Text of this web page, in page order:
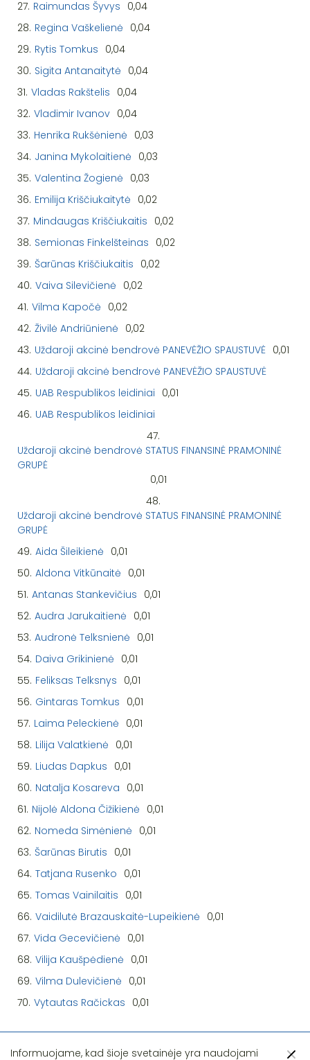
27. Raimundas Šyvys 0,04
28. Regina Vaškelienė 0,04
29. Rytis Tomkus 0,04
30. Sigita Antanaitytė 0,04
31. Vladas Rakštelis 0,04
32. Vladimir Ivanov 0,04
33. Henrika Rukšėnienė 0,03
34. Janina Mykolaitienė 0,03
35. Valentina Žogienė 0,03
36. Emilija Kriščiukaitytė 0,02
37. Mindaugas Kriščiukaitis 0,02
38. Semionas Finkelšteinas 0,02
39. Šarūnas Kriščiukaitis 0,02
40. Vaiva Silevičienė 0,02
41. Vilma Kapočė 0,02
42. Živilė Andriūnienė 0,02
43. Uždaroji akcinė bendrovė PANEVĖŽIO SPAUSTUVĖ 0,01
44. Uždaroji akcinė bendrovė PANEVĖŽIO SPAUSTUVĖ
45. UAB Respublikos leidiniai 0,01
46. UAB Respublikos leidiniai
47.
Uždaroji akcinė bendrovė STATUS FINANSINĖ PRAMONINĖ
GRUPĖ
0,01
48.
Uždaroji akcinė bendrovė STATUS FINANSINĖ PRAMONINĖ
GRUPĖ
49. Aida Šileikienė 0,01
50. Aldona Vitkūnaitė 0,01
51. Antanas Stankevičius 0,01
52. Audra Jarukaitienė 0,01
53. Audronė Telksnienė 0,01
54. Daiva Grikinienė 0,01
55. Feliksas Telksnys 0,01
56. Gintaras Tomkus 0,01
57. Laima Peleckienė 0,01
58. Lilija Valatkienė 0,01
59. Liudas Dapkus 0,01
60. Natalja Kosareva 0,01
61. Nijolė Aldona Čižikienė 0,01
62. Nomeda Simėnienė 0,01
63. Šarūnas Birutis 0,01
64. Tatjana Rusenko 0,01
65. Tomas Vainilaitis 0,01
66. Vaidilutė Brazauskaitė-Lupeikienė 0,01
67. Vida Gecevičienė 0,01
68. Vilija Kaušpėdienė 0,01
69. Vilma Dulevičienė 0,01
70. Vytautas Račickas 0,01
Informuojame, kad šioje svetainėje yra naudojami